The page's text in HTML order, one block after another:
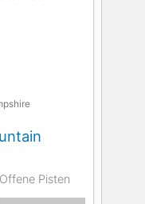
Offene Pisten